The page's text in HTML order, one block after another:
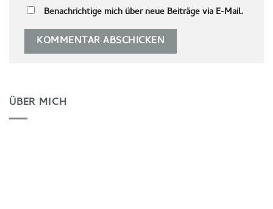
Benachrichtige mich über neue Beiträge via E-Mail.
ÜBER MICH